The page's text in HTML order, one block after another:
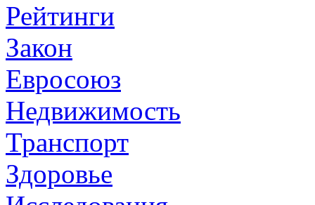
Рейтинги
Закон
Евросоюз
Недвижимость
Транспорт
Здоровье